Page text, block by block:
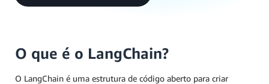
O que é o LangChain?
O LangChain é uma estrutura de código aberto para criar